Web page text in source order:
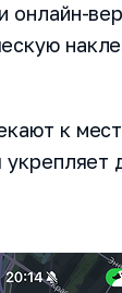
онлайн-
к